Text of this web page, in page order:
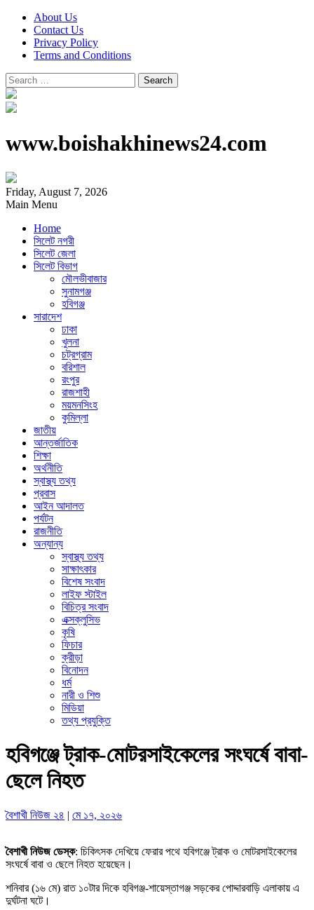
About Us
Contact Us
Privacy Policy
Terms and Conditions
Search
for:
www.boishakhinews24.com
Friday, August 7, 2026
Main Menu
Home
সিলেট নগরী
সিলেট জেলা
সিলেট বিভাগ
মৌলভীবাজার
সুনামগঞ্জ
হবিগঞ্জ
সারাদেশ
ঢাকা
খুলনা
চট্রগ্রাম
বরিশাল
রংপুর
রাজশাহী
ময়মনসিংহ
কুমিল্লা
জাতীয়
আন্তর্জাতিক
শিক্ষা
অর্থনীতি
স্বাস্থ্য তথ্য
প্রবাস
আইন আদালত
পর্যটন
রাজনীতি
অন্যান্য
স্বাস্থ্য তথ্য
সাক্ষাৎকার
বিশেষ সংবাদ
লাইফ স্টাইল
বিচিত্র সংবাদ
এক্সক্লুসিভ
কৃষি
ফিচার
ক্রীড়া
বিনোদন
ধর্ম
নারী ও শিশু
মিডিয়া
তথ্য প্রযুক্তি
হবিগঞ্জে ট্রাক-মোটরসাইকেলের সংঘর্ষে বাবা-
ছেলে নিহত
বৈশাখী নিউজ ২৪ | মে ১৭, ২০২৬
বৈশাখী নিউজ ডেস্ক: চিকিৎসক দেখিয়ে ফেরার পথে হবিগঞ্জে ট্রাক ও মোটরসাইকেলের
সংঘর্ষে বাবা ও ছেলে নিহত হয়েছেন।
শনিবার (১৬ মে) রাত ১০টার দিকে হবিগঞ্জ-শায়েস্তাগঞ্জ সড়কের পোদ্দারবাড়ি এলাকায় এ
দুর্ঘটনা ঘটে।